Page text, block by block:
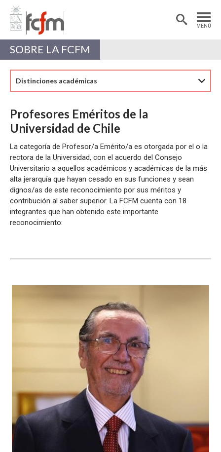
MENÚ
Estudiantes
Académicas/os
SOBRE LA FCFM
Distinciones académicas
Profesores Eméritos de la
Universidad de Chile
La categoría de Profesor/a Emérito/a es otorgada por el o la
rectora de la Universidad, con el acuerdo del Consejo
Universitario a aquellos académicos y académicas de la más
alta jerarquía que hayan cesado en sus funciones y sean
dignos/as de este reconocimiento por sus méritos y
contribución al saber superior. La FCFM cuenta con 18
integrantes que han obtenido este importante
reconocimiento: